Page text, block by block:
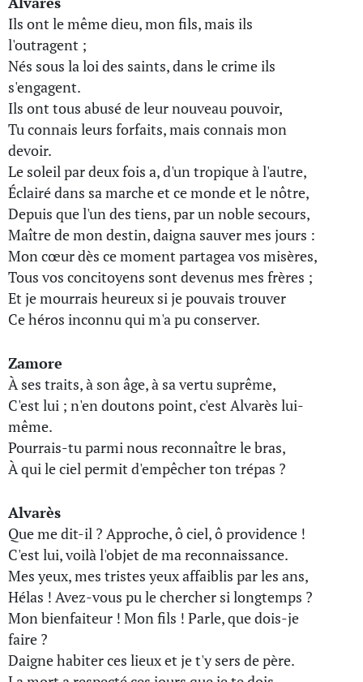
Ils ont le même dieu, mon fils, mais ils
l'outragent ;
Nés sous la loi des saints, dans le crime ils
s'engagent.
Ils ont tous abusé de leur nouveau pouvoir,
Tu connais leurs forfaits, mais connais mon
devoir.
Le soleil par deux fois a, d'un tropique à l'autre,
Éclairé dans sa marche et ce monde et le nôtre,
Depuis que l'un des tiens, par un noble secours,
Maître de mon destin, daigna sauver mes jours :
Mon cœur dès ce moment partagea vos misères,
Tous vos concitoyens sont devenus mes frères ;
Et je mourrais heureux si je pouvais trouver
Ce héros inconnu qui m'a pu conserver.
Zamore
À ses traits, à son âge, à sa vertu suprême,
C'est lui ; n'en doutons point, c'est Alvarès lui-
même.
Pourrais-tu parmi nous reconnaître le bras,
À qui le ciel permit d'empêcher ton trépas ?
Alvarès
Que me dit-il ? Approche, ô ciel, ô providence !
C'est lui, voilà l'objet de ma reconnaissance.
Mes yeux, mes tristes yeux affaiblis par les ans,
Hélas ! Avez-vous pu le chercher si longtemps ?
Mon bienfaiteur ! Mon fils ! Parle, que dois-je
faire ?
Daigne habiter ces lieux et je t'y sers de père.